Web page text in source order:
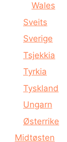
Wales
Sveits
Sverige
Tsjekkia
Tyrkia
Tyskland
Ungarn
Østerrike
Midtøsten